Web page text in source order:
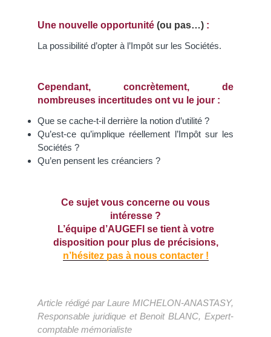
Une nouvelle opportunité (ou pas…) :
La possibilité d’opter à l’Impôt sur les Sociétés.
Cependant, concrètement, de
nombreuses incertitudes ont vu le jour :
Que se cache-t-il derrière la notion d’utilité ?
Qu’est-ce qu’implique réellement l’Impôt sur les
Sociétés ?
Qu’en pensent les créanciers ?
Ce sujet vous concerne ou vous
intéresse ?
L’équipe d’AUGEFI se tient à votre
disposition pour plus de précisions,
n’hésitez pas à nous contacter !
Article rédigé par Laure MICHELON-ANASTASY,
Responsable juridique et Benoit BLANC, Expert-
comptable mémorialiste